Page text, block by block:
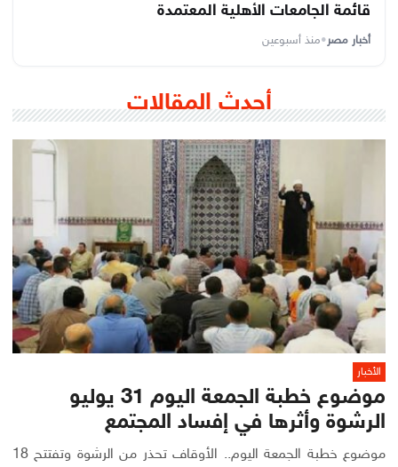
قائمة الجامعات الأهلية المعتمدة
أخبار مصر•منذ أسبوعين
أحدث المقالات
الأخبار
موضوع خطبة الجمعة اليوم 31 يوليو
الرشوة وأثرها في إفساد المجتمع
موضوع خطبة الجمعة اليوم.. الأوقاف تحذر من الرشوة وتفتتح 18